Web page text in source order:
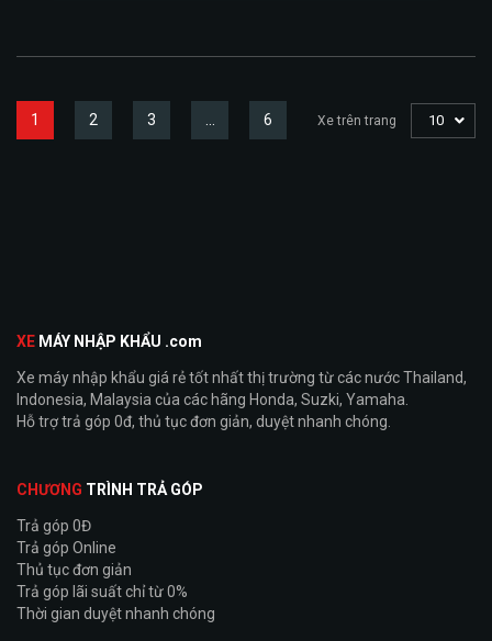
1 2 3 … 6 Xe trên trang 10
XE MÁY NHẬP KHẨU .com
Xe máy nhập khẩu giá rẻ tốt nhất thị trường từ các nước Thailand,
Indonesia, Malaysia của các hãng Honda, Suzki, Yamaha.
Hỗ trợ trả góp 0đ, thủ tục đơn giản, duyệt nhanh chóng.
CHƯƠNG TRÌNH TRẢ GÓP
Trả góp 0Đ
Trả góp Online
Thủ tục đơn giản
Trả góp lãi suất chỉ từ 0%
Thời gian duyệt nhanh chóng